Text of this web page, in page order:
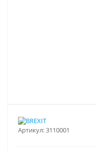
Артикул:3110001